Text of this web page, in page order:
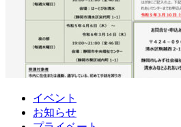
イベント
お知らせ